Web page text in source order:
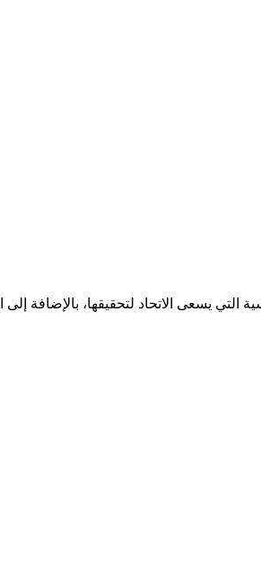
- 2027. تعرض هذه الصفحة الأهداف الرئيسية التي يسعى